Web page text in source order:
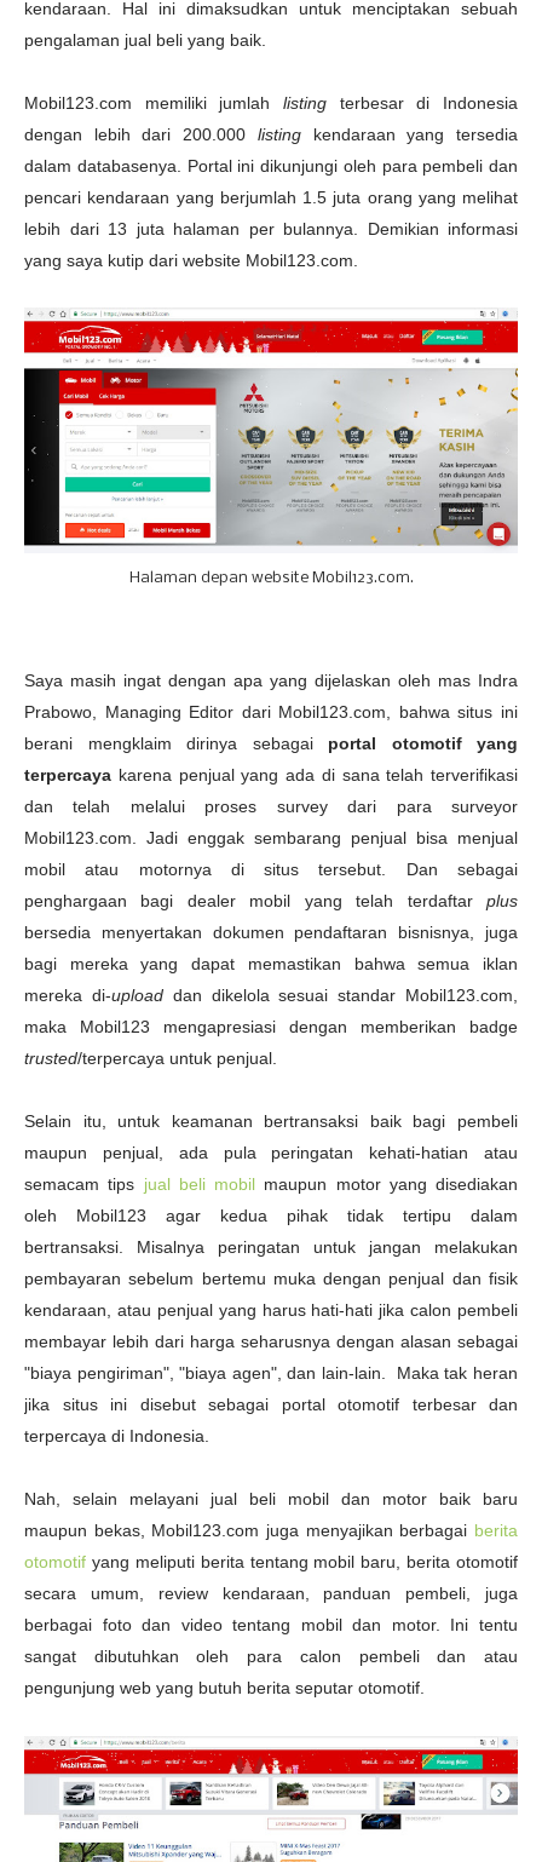
kendaraan. Hal ini dimaksudkan untuk menciptakan sebuah
pengalaman jual beli yang baik.
Mobil123.com memiliki jumlah listing terbesar di Indonesia
dengan lebih dari 200.000 listing kendaraan yang tersedia
dalam databasenya. Portal ini dikunjungi oleh para pembeli dan
pencari kendaraan yang berjumlah 1.5 juta orang yang melihat
lebih dari 13 juta halaman per bulannya. Demikian informasi
yang saya kutip dari website Mobil123.com.
Halaman depan website Mobil123.com.
Saya masih ingat dengan apa yang dijelaskan oleh mas Indra
Prabowo, Managing Editor dari Mobil123.com, bahwa situs ini
berani mengklaim dirinya sebagai portal otomotif yang
terpercaya karena penjual yang ada di sana telah terverifikasi
dan telah melalui proses survey dari para surveyor
Mobil123.com. Jadi enggak sembarang penjual bisa menjual
mobil atau motornya di situs tersebut. Dan sebagai
penghargaan bagi dealer mobil yang telah terdaftar plus
bersedia menyertakan dokumen pendaftaran bisnisnya, juga
bagi mereka yang dapat memastikan bahwa semua iklan
mereka di-uploaddan dikelola sesuai standar Mobil123.com,
maka Mobil123 mengapresiasi dengan memberikan badge
trusted/terpercaya untuk penjual.
Selain itu, untuk keamanan bertransaksi baik bagi pembeli
maupun penjual, ada pula peringatan kehati-hatian atau
semacam tips jual beli mobil maupun motor yang disediakan
oleh Mobil123 agar kedua pihak tidak tertipu dalam
bertransaksi. Misalnya peringatan untuk jangan melakukan
pembayaran sebelum bertemu muka dengan penjual dan fisik
kendaraan, atau penjual yang harus hati-hati jika calon pembeli
membayar lebih dari harga seharusnya dengan alasan sebagai
"biaya pengiriman", "biaya agen", dan lain-lain. Maka tak heran
jika situs ini disebut sebagai portal otomotif terbesar dan
terpercaya di Indonesia.
Nah, selain melayani jual beli mobil dan motor baik baru
maupun bekas, Mobil123.com juga menyajikan berbagai berita
otomotif yang meliputi berita tentang mobil baru, berita otomotif
secara umum, review kendaraan, panduan pembeli, juga
berbagai foto dan video tentang mobil dan motor. Ini tentu
sangat dibutuhkan oleh para calon pembeli dan atau
pengunjung web yang butuh berita seputar otomotif.